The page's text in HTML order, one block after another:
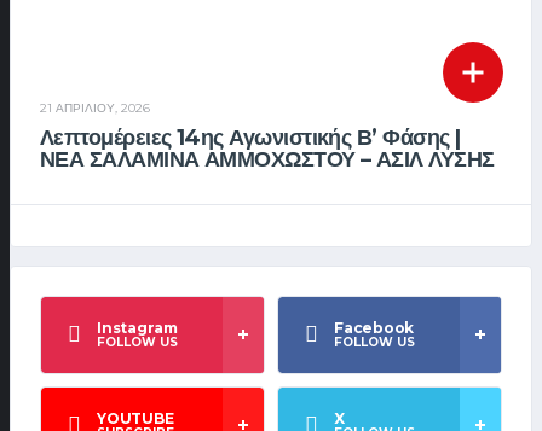
21 ΑΠΡΙΛΊΟΥ, 2026
Λεπτομέρειες 14ης Αγωνιστικής Β’ Φάσης |
ΝΕΑ ΣΑΛΑΜΙΝΑ ΑΜΜΟΧΩΣΤΟΥ – ΑΣΙΛ ΛΥΣΗΣ
Instagram
FOLLOW US
Facebook
FOLLOW US
YOUTUBE X